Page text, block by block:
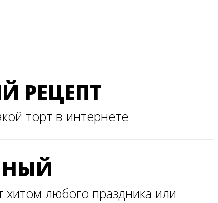
РЕЦЕПТ
торт в интернете
хитом любого праздника или